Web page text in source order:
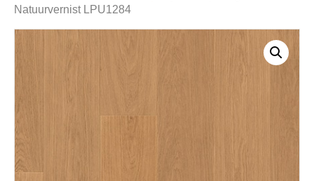
Natuurvernist LPU1284